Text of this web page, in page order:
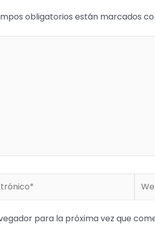
obligatorios están marcados
para la próxima vez que